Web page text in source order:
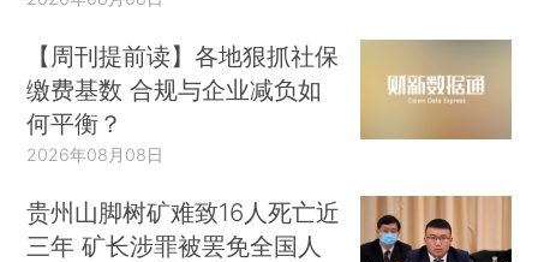
【周刊提前读】各地狠抓社保
缴费基数 合规与企业减负如
何平衡？
2026年08月08日
贵州山脚树矿难致16人死亡近
三年 矿长涉罪被罢免全国人